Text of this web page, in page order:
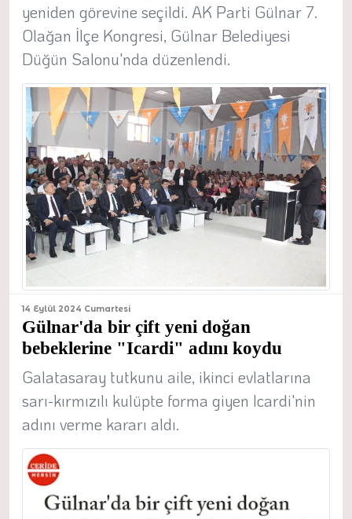
yeniden görevine seçildi. AK Parti Gülnar 7.
Olağan İlçe Kongresi, Gülnar Belediyesi
Düğün Salonu'nda düzenlendi.
14 Eylül 2024 Cumartesi
Gülnar'da bir çift yeni doğan
bebeklerine "Icardi" adını koydu
Galatasaray tutkunu aile, ikinci evlatlarına
sarı-kırmızılı kulüpte forma giyen Icardi'nin
adını verme kararı aldı.